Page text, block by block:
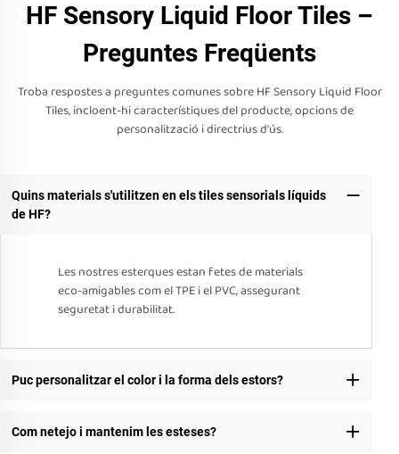
HF Sensory Liquid Floor Tiles –
Preguntes Freqüents
Troba respostes a preguntes comunes sobre HF Sensory Liquid Floor
Tiles, incloent-hi característiques del producte, opcions de
personalització i directrius d'ús.
Quins materials s'utilitzen en els tiles sensorials líquids
de HF?
Les nostres esterques estan fetes de materials
eco-amigables com el TPE i el PVC, assegurant
seguretat i durabilitat.
Puc personalitzar el color i la forma dels estors?
Com netejo i mantenim les esteses?